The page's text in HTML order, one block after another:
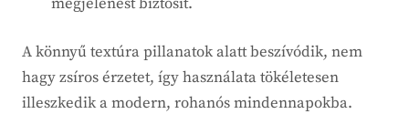
A könnyű textúra pillanatok alatt beszívódik, nem
hagy zsíros érzetet, így használata tökéletesen
illeszkedik a modern, rohanós mindennapokba.